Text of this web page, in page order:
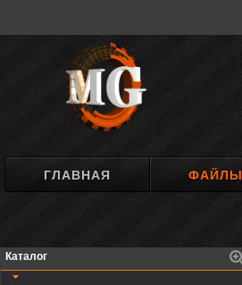
ГЛАВНАЯ ФАЙЛЫ
Каталог